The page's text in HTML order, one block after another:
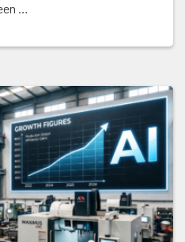
…